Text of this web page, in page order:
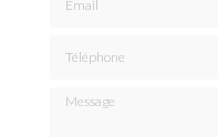
Message